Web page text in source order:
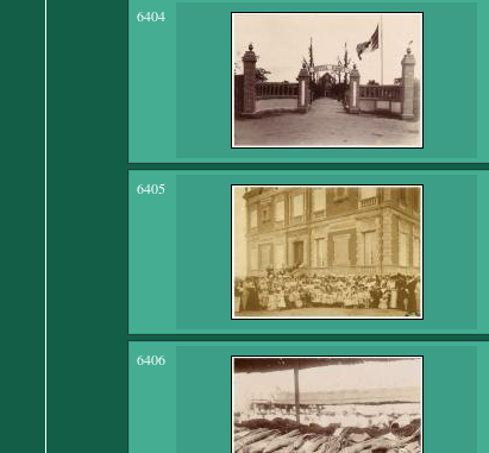
6404
6405
6406